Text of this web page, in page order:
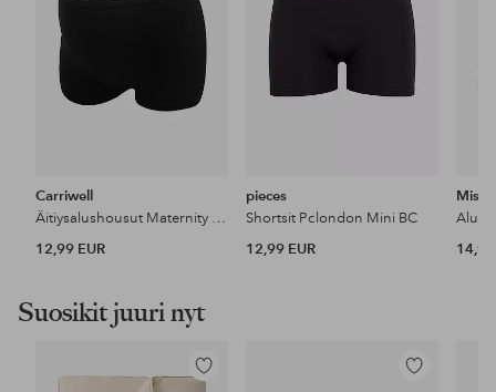
Carriwell
Äitiysalushousut Maternity & Hospital Panties
12,99 EUR
pieces
Shortsit Pclondon Mini BC
12,99 EUR
Miss
14,99
Suosikit juuri nyt
Lisää
Lisää